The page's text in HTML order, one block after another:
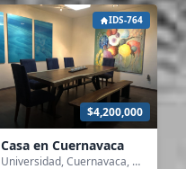
IDS-764
$4,200,000
Casa en Cuernavaca
Universidad, Cuernavaca, Morelos